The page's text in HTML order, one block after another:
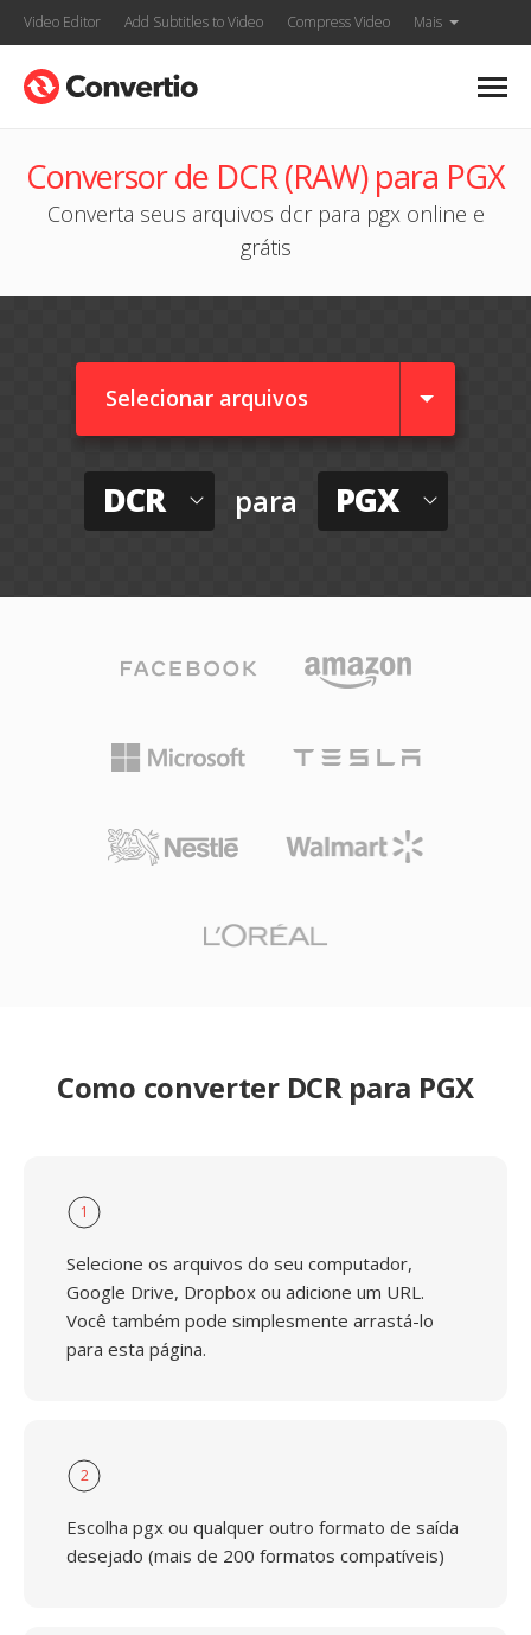
Video Editor Add Subtitles to Video Compress Video Mais
Conversor de DCR (RAW) para PGX
Converta seus arquivos dcr para pgx online e
grátis
Selecionar arquivos
DCR para PGX
Como converter DCR para PGX
1
Selecione os arquivos do seu computador,
Google Drive, Dropbox ou adicione um URL.
Você também pode simplesmente arrastá-lo
para esta página.
2
Escolha pgx ou qualquer outro formato de saída
desejado (mais de 200 formatos compatíveis)